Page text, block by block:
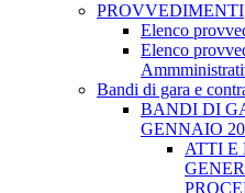
PROVVEDIMENTI
Elenco
Elenco
Bandi di gara e
BANDI DI
GENNAIO
ATTI E